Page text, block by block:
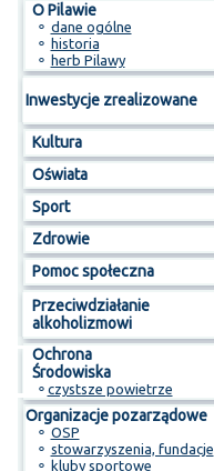
O Pilawie
⚬ dane ogólne
⚬ historia
⚬ herb Pilawy
Inwestycje zrealizowane
Kultura
Oświata
Sport
Zdrowie
Pomoc społeczna
Przeciwdziałanie
alkoholizmowi
Ochrona
Środowiska
⚬ czystsze powietrze
Organizacje pozarządowe
⚬ OSP
⚬ stowarzyszenia, fundacje
⚬ kluby sportowe